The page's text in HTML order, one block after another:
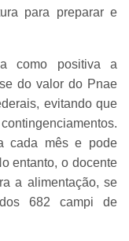
para preparar e
como positiva a
do valor do Pnae
evitando que
cada mês e pode
entanto, o docente
a alimentação, se
682 campi de